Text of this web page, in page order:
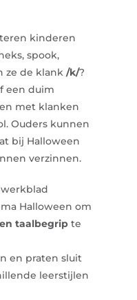
kinderen
, spook,
ze de klank /k/?
een duim
met klanken
Ouders kunnen
bij Halloween
verzinnen.
Halloween om
taalbegrip te
en praten sluit
leerstijlen